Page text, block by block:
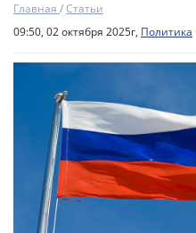
Главная /Статьи
09:50, 02 октября 2025г, Политика